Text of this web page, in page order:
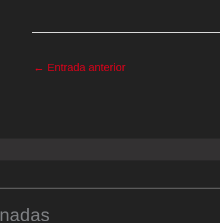
← Entrada anterior